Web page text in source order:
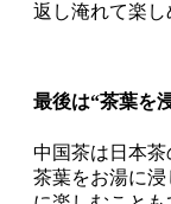
返し淹れて楽し
最後は“茶葉を
中国茶は日本
茶葉をお湯に